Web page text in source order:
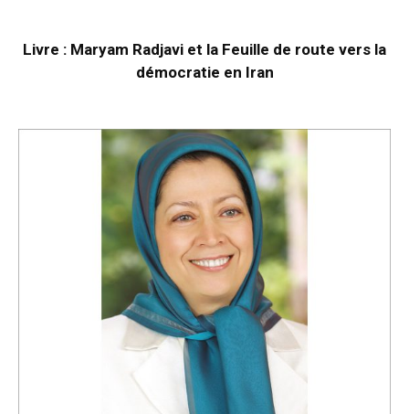
Livre : Maryam Radjavi et la Feuille de route vers la
démocratie en Iran